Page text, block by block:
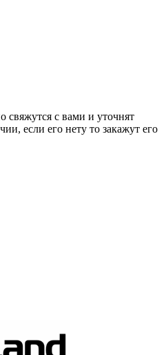
свяжутся с вами и уточнят
если его нету то закажут его